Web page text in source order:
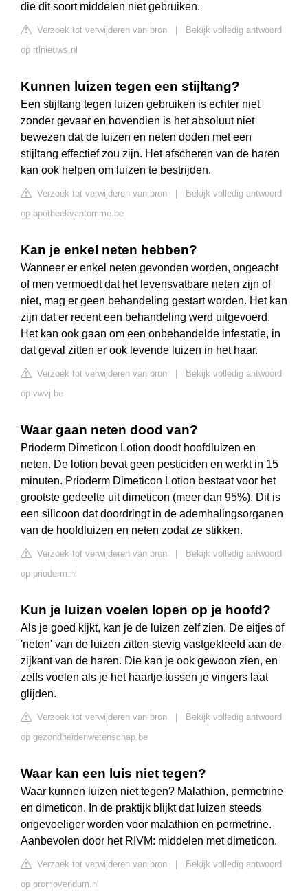
die dit soort middelen niet gebruiken.
Verzoek tot verwijderen van bron
Bekijk volledig antwoord
op rtlnieuws.nl
Kunnen luizen tegen een stijltang?
Een stijltang tegen luizen gebruiken is echter niet
zonder gevaar en bovendien is het absoluut niet
bewezen dat de luizen en neten doden met een
stijltang effectief zou zijn. Het afscheren van de haren
kan ook helpen om luizen te bestrijden.
Verzoek tot verwijderen van bron
Bekijk volledig antwoord
op apotheekvantomme.be
Kan je enkel neten hebben?
Wanneer er enkel neten gevonden worden, ongeacht
of men vermoedt dat het levensvatbare neten zijn of
niet, mag er geen behandeling gestart worden. Het kan
zijn dat er recent een behandeling werd uitgevoerd.
Het kan ook gaan om een onbehandelde infestatie, in
dat geval zitten er ook levende luizen in het haar.
Verzoek tot verwijderen van bron
Bekijk volledig antwoord
op vwvj.be
Waar gaan neten dood van?
Prioderm Dimeticon Lotion doodt hoofdluizen en
neten. De lotion bevat geen pesticiden en werkt in 15
minuten. Prioderm Dimeticon Lotion bestaat voor het
grootste gedeelte uit dimeticon (meer dan 95%). Dit is
een silicoon dat doordringt in de ademhalingsorganen
van de hoofdluizen en neten zodat ze stikken.
Verzoek tot verwijderen van bron
Bekijk volledig antwoord
op prioderm.nl
Kun je luizen voelen lopen op je hoofd?
Als je goed kijkt, kan je de luizen zelf zien. De eitjes of
'neten' van de luizen zitten stevig vastgekleefd aan de
zijkant van de haren. Die kan je ook gewoon zien, en
zelfs voelen als je het haartje tussen je vingers laat
glijden.
Verzoek tot verwijderen van bron
Bekijk volledig antwoord
op gezondheidenwetenschap.be
Waar kan een luis niet tegen?
Waar kunnen luizen niet tegen? Malathion, permetrine
en dimeticon. In de praktijk blijkt dat luizen steeds
ongevoeliger worden voor malathion en permetrine.
Aanbevolen door het RIVM: middelen met dimeticon.
Verzoek tot verwijderen van bron
Bekijk volledig antwoord
op promovendum.nl